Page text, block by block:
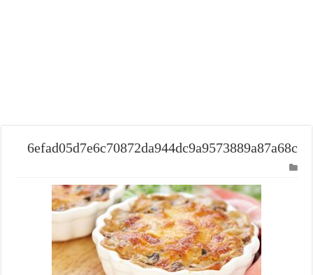
6efad05d7e6c70872da944dc9a9573889a87a68c